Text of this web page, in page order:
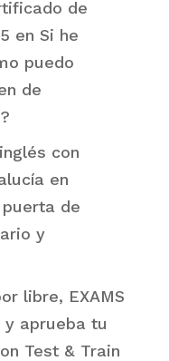
de
en Si he
puedo
de
con
en
de
y
libre, EXAMS
y aprueba tu
Test & Train